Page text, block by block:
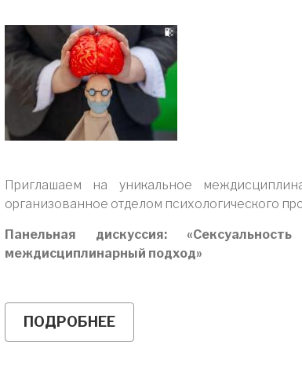
Приглашаем на уникальное
организованное отделом психологического
Панельная дискуссия:
междисциплинарный подход»
ПОДРОБНЕЕ
ПАНЕЛЬНАЯ